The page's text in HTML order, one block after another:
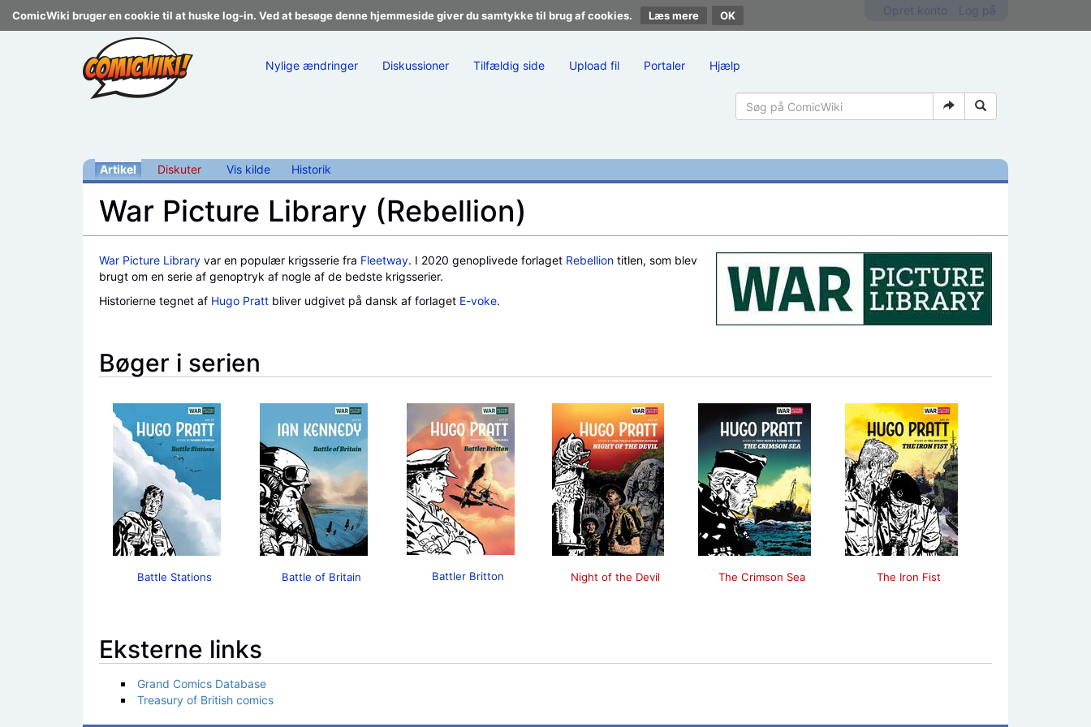
ComicWiki bruger en cookie til at huske log-in. Ved at besøge denne hjemmeside giver du samtykke til brug af cookies. Læs mere
Nylige ændringer Diskussioner Tilfældig side Upload fil Portaler Hjælp
Artikel Diskuter Vis kilde Historik
War Picture Library (Rebellion)
War Picture Library var en populær krigsserie fra Fleetway. I 2020 genoplivede forlaget Rebellion titlen, som blev
brugt om en serie af genoptryk af nogle af de bedste krigsserier.
Historierne tegnet af Hugo Pratt bliver udgivet på dansk af forlaget E-voke.
Bøger i serien
Battle Stations Battle of Britain Battler Britton Night of the Devil The Crimson Sea The Iron Fist
Eksterne links
Grand Comics Database
Treasury of British comics